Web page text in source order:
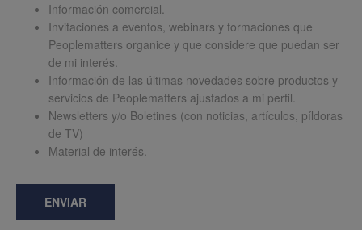
Información comercial.
Invitaciones a eventos, webinars y formaciones que
Peoplematters organice y que considere que puedan ser
de mi interés.
Información de las últimas novedades sobre productos y
servicios de Peoplematters ajustados a mi perfil.
Newsletters y/o Boletines (con noticias, artículos, píldoras
de TV)
Material de interés.
ENVIAR